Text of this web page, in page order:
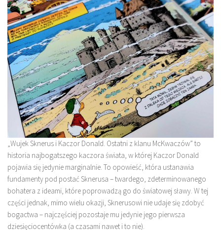
„Wujek Sknerus i Kaczor Donald. Ostatni z klanu McKwaczów” to
historia najbogatszego kaczora świata, w której Kaczor Donald
pojawia się jedynie marginalnie. To opowieść, która ustanawia
fundamenty pod postać Sknerusa – twardego, zdeterminowanego
bohatera z ideami, które poprowadzą go do światowej sławy. W tej
części jednak, mimo wielu okazji, Sknerusowi nie udaje się zdobyć
bogactwa – najczęściej pozostaje mu jedynie jego pierwsza
dziesięciocentówka (a czasami nawet i to nie).